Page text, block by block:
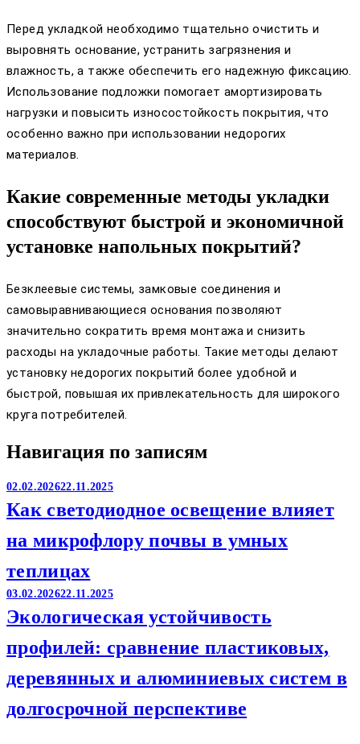
Перед укладкой необходимо тщательно очистить и
выровнять основание, устранить загрязнения и
влажность, а также обеспечить его надежную фиксацию.
Использование подложки помогает амортизировать
нагрузки и повысить износостойкость покрытия, что
особенно важно при использовании недорогих
материалов.
Какие современные методы укладки
способствуют быстрой и экономичной
установке напольных покрытий?
Безклеевые системы, замковые соединения и
самовыравнивающиеся основания позволяют
значительно сократить время монтажа и снизить
расходы на укладочные работы. Такие методы делают
установку недорогих покрытий более удобной и
быстрой, повышая их привлекательность для широкого
круга потребителей.
Навигация по записям
02.02.202622.11.2025
Как светодиодное освещение влияет
на микрофлору почвы в умных
теплицах
03.02.202622.11.2025
Экологическая устойчивость
профилей: сравнение пластиковых,
деревянных и алюминиевых систем в
долгосрочной перспективе